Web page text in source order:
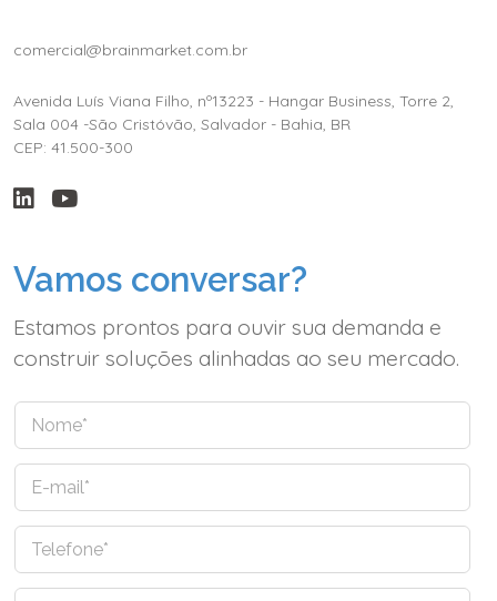
comercial@brainmarket.com.br
Avenida Luís Viana Filho, nº13223 - Hangar Business, Torre 2,
Sala 004 -São Cristóvão, Salvador - Bahia, BR
CEP: 41.500-300
Vamos conversar?
Estamos prontos para ouvir sua demanda e
construir soluções alinhadas ao seu mercado.
o
-
e